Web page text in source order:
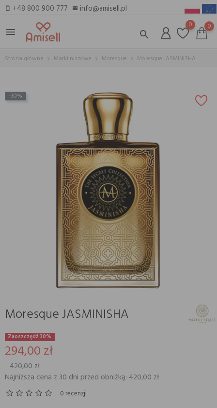
smartphone +48 800 900 777 email info@amisell.pl
menu
search
0 0
Strona główna Marki niszowe Moresque Moresque JASMINISHA
-30%
Moresque JASMINISHA
Zaoszczędź 30%
294,00 zł
420,00 zł
Najniższa cena z 30 dni przed obniżką: 420,00 zł
0 recenzji